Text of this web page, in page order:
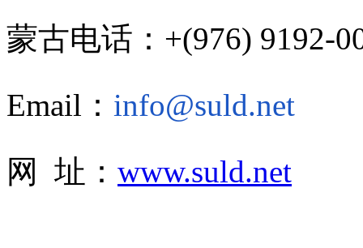
蒙古电话：+(976) 9192-
Email： info@suld.net
网 址： www.suld.net